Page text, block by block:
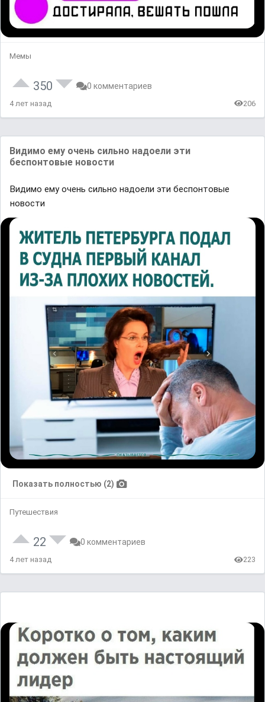
Мемы
350 0 комментариев
4 лет назад 206
Видимо ему очень сильно надоели эти
беспонтовые новости
Видимо ему очень сильно надоели эти беспонтовые
новости
Показать полностью (2)
Путешествия
22 0 комментариев
4 лет назад 223